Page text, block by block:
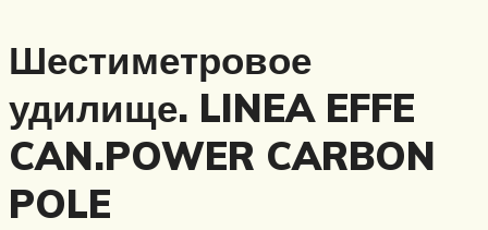
Шестиметровое
удилище. LINEA EFFE
CAN.POWER CARBON
POLE